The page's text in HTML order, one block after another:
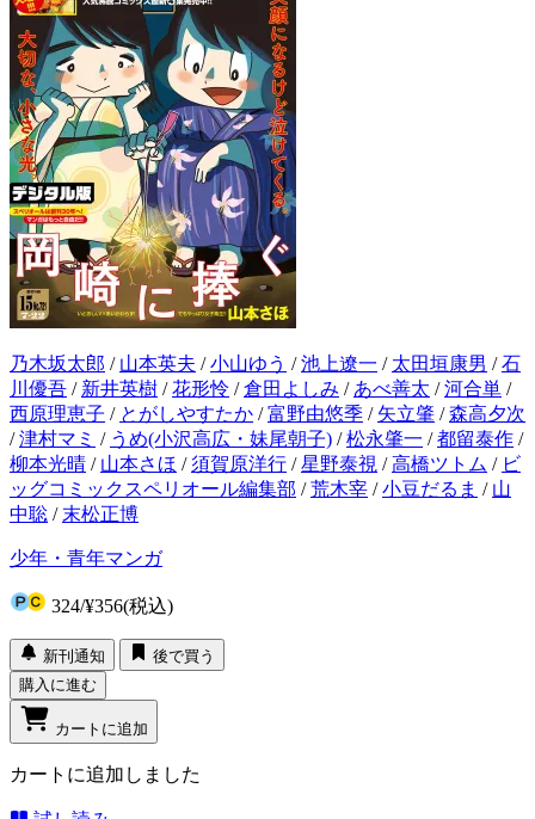
乃木坂太郎 / 山本英夫 /小山ゆう /池上遼一 / 太田垣康男 /石
川優吾 / 新井英樹 /花形怜 /倉田よしみ / あべ善太 /河合単 /
西原理恵子 / とがしやすたか /富野由悠季 / 矢立肇 /森高夕次
/津村マミ / うめ(小沢高広・妹尾朝子) /松永肇一 /都留泰作 /
柳本光晴 / 山本さほ /須賀原洋行 /星野泰視 /高橋ツトム / ビ
ッグコミックスペリオール編集部 /荒木宰 /小豆だるま / 山
中聡 / 末松正博
少年・青年マンガ
324/¥356(税込)
新刊通知
後で買う
購入に進む
カートに追加
カートに追加しました